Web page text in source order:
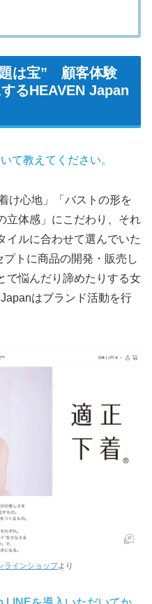
は宝” 顧客体験
るHEAVEN Japan
て教えてください。
け心地」「バストの形を
立体感」にこだわり、それ
イルに合わせて選んでいた
トに商品の開発・販売し
で悩んだり諦めたりする女
はブランド活動を行
ラインショップより